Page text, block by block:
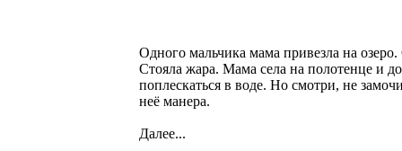
Одного мальчика мама привезла на
Стояла жара. Мама села на полотенце и
поплескаться в воде. Но смотри, не
неё манера.
Далее...